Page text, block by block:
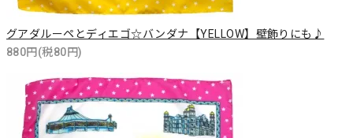
グアダルーペとディエゴ☆バンダナ【YELLOW】壁飾りにも♪
880円(税80円)